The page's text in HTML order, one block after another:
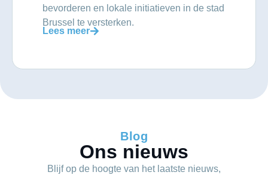
bevorderen en lokale initiatieven in de stad
Brussel te versterken.
Lees meer
Blog
Ons nieuws
Blijf op de hoogte van het laatste nieuws,